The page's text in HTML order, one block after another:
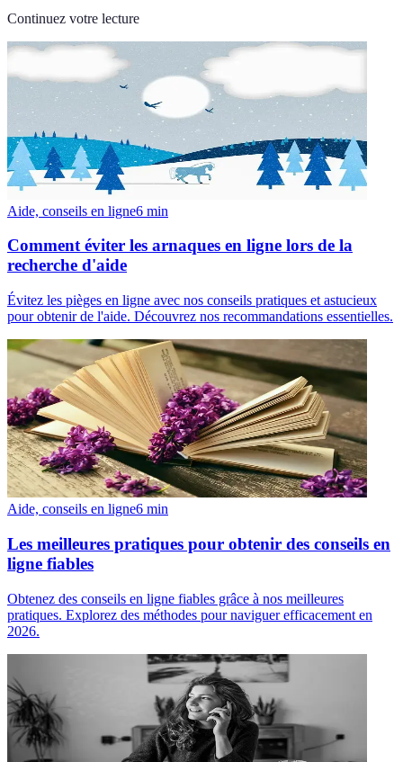
Continuez votre lecture
Aide, conseils en ligne6 min
Comment éviter les arnaques en ligne lors de la
recherche d'aide
Évitez les pièges en ligne avec nos conseils pratiques et astucieux
pour obtenir de l'aide. Découvrez nos recommandations essentielles.
Aide, conseils en ligne6 min
Les meilleures pratiques pour obtenir des conseils en
ligne fiables
Obtenez des conseils en ligne fiables grâce à nos meilleures
pratiques. Explorez des méthodes pour naviguer efficacement en
2026.